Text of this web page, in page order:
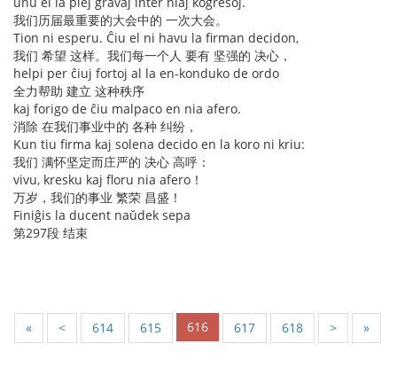
我们历届最重要的大会中的 一次大会。
Tion ni esperu. Ĉiu el ni havu la firman decidon,
我们 希望 这样。我们每一个人 要有 坚强的 决心，
helpi per ĉiuj fortoj al la en-konduko de ordo
全力帮助 建立 这种秩序
kaj forigo de ĉiu malpaco en nia afero.
消除 在我们事业中的 各种 纠纷，
Kun tiu firma kaj solena decido en la koro ni kriu:
我们 满怀坚定而庄严的 决心 高呼：
vivu, kresku kaj floru nia afero！
万岁，我们的事业 繁荣 昌盛！
Finiĝis la ducent naŭdek sepa
第297段 结束
« < 614 615 616 617 618 > »